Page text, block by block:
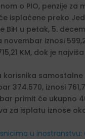
o PIO, penzije za
isplaćene preko
BiH u petak, 5.
novembar iznosi
KM, dok je
korisnika samostalne
374.570, iznosi
primit će ukupno
za isplatu iznose oko
u